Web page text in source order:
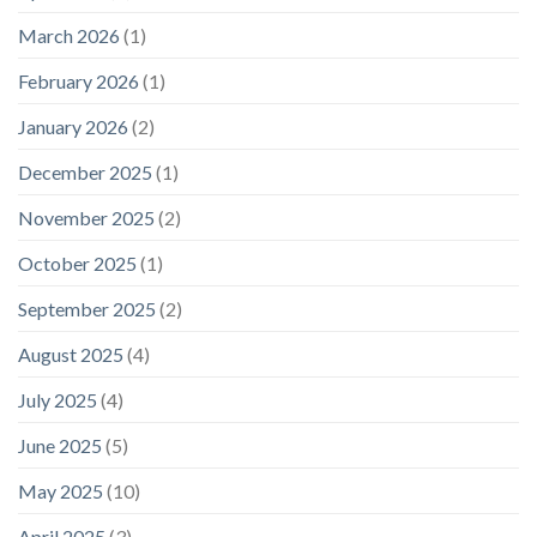
March 2026 (1)
February 2026 (1)
January 2026 (2)
December 2025 (1)
November 2025 (2)
October 2025 (1)
September 2025 (2)
August 2025 (4)
July 2025 (4)
June 2025 (5)
May 2025 (10)